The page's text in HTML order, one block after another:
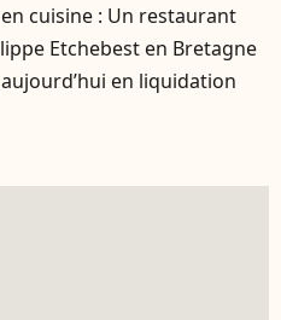
cuisine : Un restaurant
Etchebest en Bretagne
en liquidation